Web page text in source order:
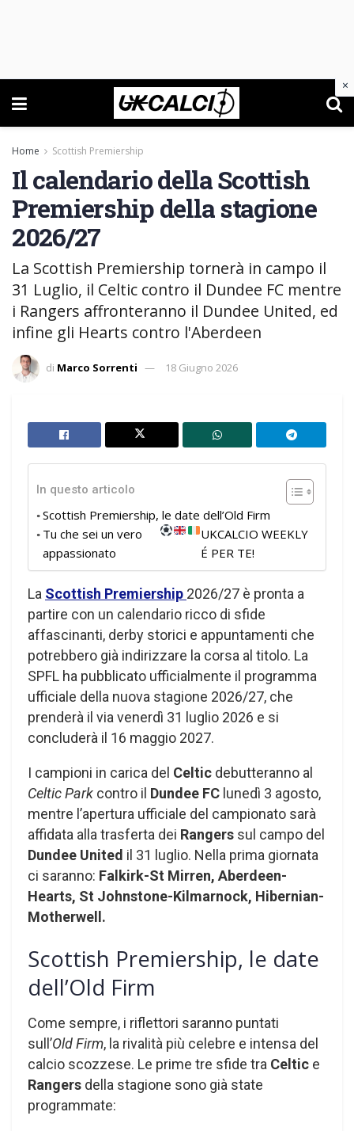
Home Scottish Premiership
Il calendario della Scottish
Premiership della stagione
2026/27
La Scottish Premiership tornerà in campo il
31 Luglio, il Celtic contro il Dundee FC mentre
i Rangers affronteranno il Dundee United, ed
infine gli Hearts contro l'Aberdeen
di Marco Sorrenti 18 Giugno 2026
In questo articolo
Scottish Premiership, le date dell’Old Firm
Tu che sei un vero
appassionato
UKCALCIO WEEKLY
É PER TE!
La Scottish Premiership 2026/27 è pronta a
partire con un calendario ricco di sfide
affascinanti, derby storici e appuntamenti che
potrebbero già indirizzare la corsa al titolo. La
SPFL ha pubblicato ufficialmente il programma
ufficiale della nuova stagione 2026/27, che
prenderà il via venerdì 31 luglio 2026 e si
concluderà il 16 maggio 2027.
I campioni in carica del Celtic debutteranno al
Celtic Park contro il Dundee FC lunedì 3 agosto,
mentre l’apertura ufficiale del campionato sarà
affidata alla trasferta dei Rangers sul campo del
Dundee United il 31 luglio. Nella prima giornata
ci saranno: Falkirk-St Mirren, Aberdeen-
Hearts, St Johnstone-Kilmarnock, Hibernian-
Motherwell.
Scottish Premiership, le date
dell’Old Firm
Come sempre, i riflettori saranno puntati
sull’Old Firm, la rivalità più celebre e intensa del
calcio scozzese. Le prime tre sfide tra Celtic e
Rangers della stagione sono già state
programmate:
×